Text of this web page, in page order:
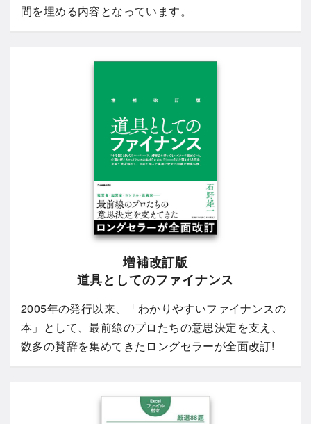
間を埋める内容となっています。
増補改訂版
道具としてのファイナンス
2005年の発行以来、「わかりやすいファイナンスの
本」として、最前線のプロたちの意思決定を支え、
数多の賛辞を集めてきたロングセラーが全面改訂!